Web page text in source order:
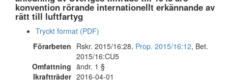
konvention rörande internationellt erkännande av
rätt till luftfartyg
Tryckt format (PDF)
Förarbeten Rskr. 2015/16:28, Prop. 2015/16:12, Bet.
2015/16:CU5
Omfattning ändr. 1 §
Ikraftträder 2016-04-01